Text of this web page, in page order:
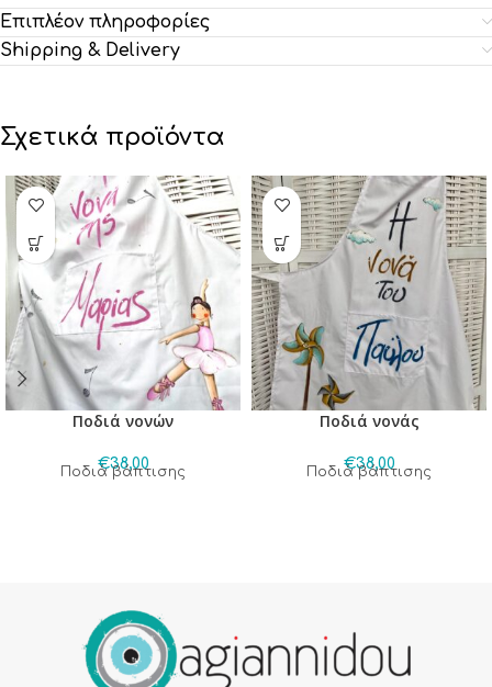
Επιπλέον πληροφορίες
Shipping & Delivery
Σχετικά προϊόντα
Ποδιά νονών
€38,00
Ποδιά βάπτισης
Ποδιά νονάς
€38,00
Ποδιά βάπτισης